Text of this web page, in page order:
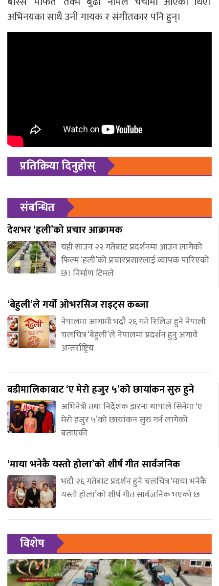
अभिनयका साथै उनी गायक र संगीतकार पनि हुन्।
प्रतिक्रिया दिनुहोस्
संबन्धित
देशभर ‘हली’को प्रचार आक्रामक
यही साउन २२ गतेबाट प्रदर्शनमा आउन लागेको
फिल्म ‘हली’को प्रचारप्रसारलाई व्यापक पारिएको
छ। निर्माण टिमले
‘बेहुली’ले गर्यो ओभरसिज राइट्स कब्जा
नेपालमा आगामी भदौ २६ गते रिलिज हुने नेपाली
चलचित्र ‘बेहुली’ले नेपालमा प्रदर्शन हुनु अगावै
अन्तर्राष्ट्रिय
बडीमालिकाबाट ‘ए मेरो हजुर ५’को छायांकन सुरु हुने
अभिनेत्री तथा निर्देशक झरना थापाले सिनेमा ‘ए
मेरो हजुर ५’को छायांकन सुरु गर्न लागेको
बताएकी
‘माया भनेकै यस्तो होला’को शीर्ष गीत सार्वजनिक
भदौ २६ गतेबाट प्रदर्शन हुने चलचित्र ‘माया भनेकै
यस्तो होला’को शीर्ष गीत सार्वजनिक भएको छ
विशेष